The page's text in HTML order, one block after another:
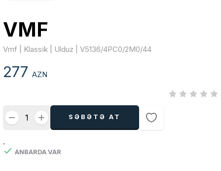
VMF
Vmf | Klassi̇k | Ulduz | V5136/4PC0/2M0/44
277AZN
SƏBƏTƏ AT
.
ANBARDA VAR